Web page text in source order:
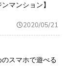
マンション】
2020/05/21
のスマホで遊べる